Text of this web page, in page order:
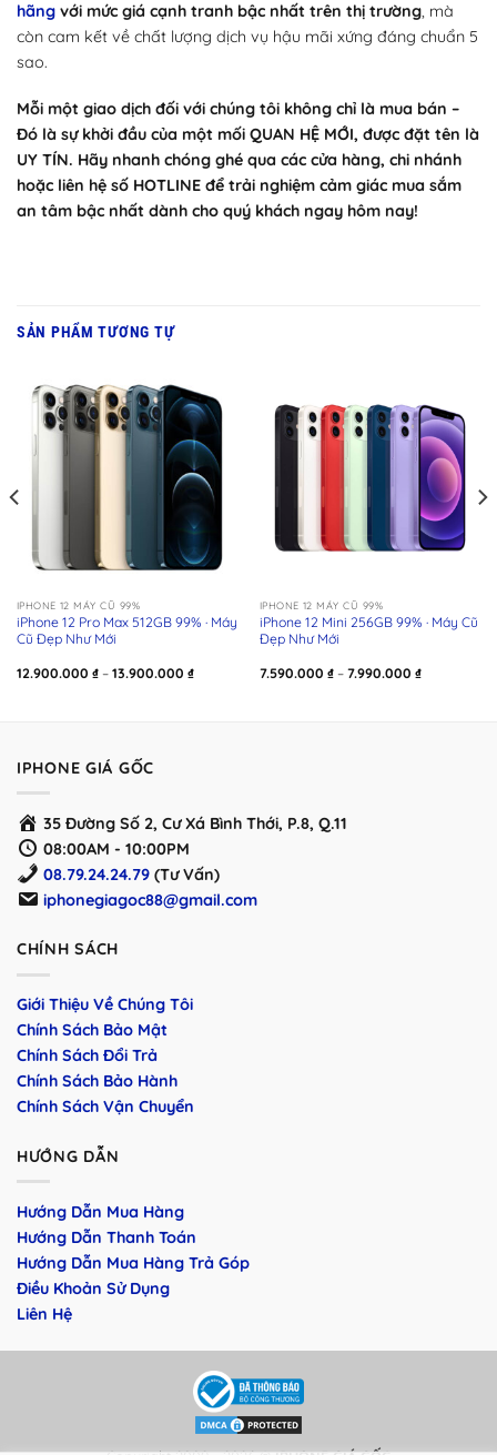
hãng với mức giá cạnh tranh bậc nhất trên thị trường, mà
còn cam kết về chất lượng dịch vụ hậu mãi xứng đáng chuẩn 5
sao.
Mỗi một giao dịch đối với chúng tôi không chỉ là mua bán –
Đó là sự khởi đầu của một mối QUAN HỆ MỚI, được đặt tên là
UY TÍN. Hãy nhanh chóng ghé qua các cửa hàng, chi nhánh
hoặc liên hệ số HOTLINE để trải nghiệm cảm giác mua sắm
an tâm bậc nhất dành cho quý khách ngay hôm nay!
SẢN PHẨM TƯƠNG TỰ
IPHONE 12 MÁY CŨ 99%
iPhone 12 Pro Max 512GB 99% · Máy
Cũ Đẹp Như Mới
12.900.000 ₫ – 13.900.000 ₫Khoảng
IPHONE 12 MÁY CŨ 99%
iPhone 12 Mini 256GB 99% · Máy Cũ
Đẹp Như Mới
7.590.000 ₫ – 7.990.000 ₫Khoảng
IPHONE GIÁ GỐC
35 Đường Số 2, Cư Xá Bình Thới, P.8, Q.11
08:00AM - 10:00PM
08.79.24.24.79 (Tư Vấn)
iphonegiagoc88@gmail.com
CHÍNH SÁCH
Giới Thiệu Về Chúng Tôi
Chính Sách Bảo Mật
Chính Sách Đổi Trả
Chính Sách Bảo Hành
Chính Sách Vận Chuyển
HƯỚNG DẪN
Hướng Dẫn Mua Hàng
Hướng Dẫn Thanh Toán
Hướng Dẫn Mua Hàng Trả Góp
Điều Khoản Sử Dụng
Liên Hệ